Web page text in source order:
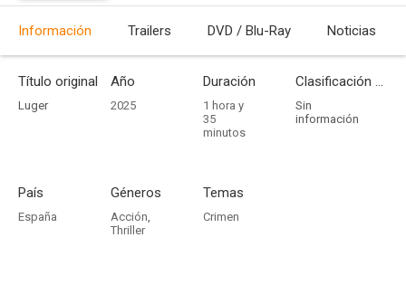
Estrenada
Información Trailers DVD / Blu-Ray Noticias
Título original
Luger
Año
2025
Duración
1 hora y
35
minutos
Clasificación por edades
Sin
información
País
España
Géneros
Acción,
Thriller
Temas
Crimen